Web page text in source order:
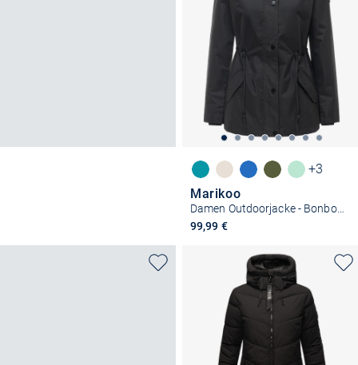
+3
Marikoo
Damen Outdoorjacke - Bonbonparty 16
99,99 €